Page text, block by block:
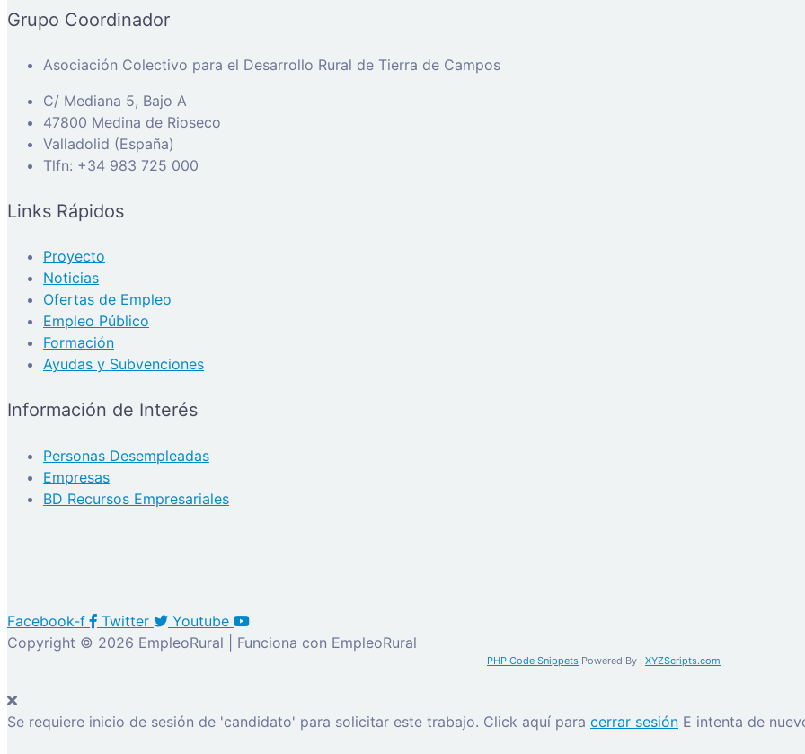
Grupo Coordinador
Asociación Colectivo para el Desarrollo Rural de Tierra de Campos
C/ Mediana 5, Bajo A
47800 Medina de Rioseco
Valladolid (España)
Tlfn: +34 983 725 000
Links Rápidos
Proyecto
Noticias
Ofertas de Empleo
Empleo Público
Formación
Ayudas y Subvenciones
Información de Interés
Personas Desempleadas
Empresas
BD Recursos Empresariales
Facebook-f Twitter
Youtube
Copyright © 2026 EmpleoRural | Funciona con EmpleoRural
PHP Code Snippets Powered By : XYZScripts.com
Se requiere inicio de sesión de 'candidato' para solicitar este trabajo. Click aquí para cerrar sesión E intenta de